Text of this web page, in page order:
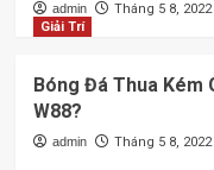
admin Tháng 5 8, 2022
Giải Trí
Bóng Đá Thua Kém
W88?
admin Tháng 5 8, 2022